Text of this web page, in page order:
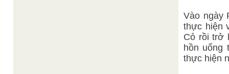
Vào ngày
thực hiện
Cỏ rồi trở
hồn uổng
thực hiện